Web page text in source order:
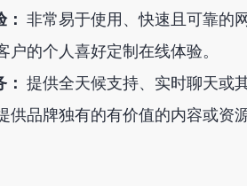
非常易于使用、快速且可靠的
户的个人喜好定制在线体验。
提供全天候支持、实时聊天或
供品牌独有的有价值的内容或资源